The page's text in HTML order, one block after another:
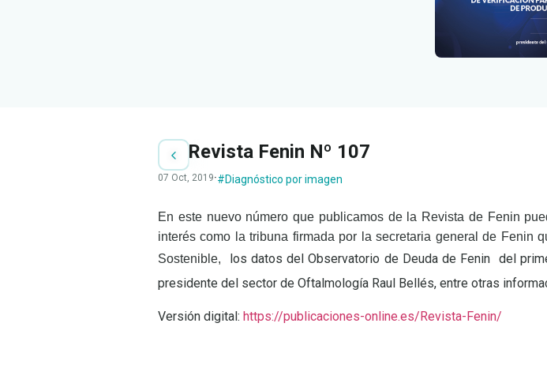
Revista Fenin Nº 107
07 Oct, 2019·#Diagnóstico por imagen
En este nuevo número que publicamos de la Revista de Fenin
interés como la tribuna firmada por la secretaria general de Fenin
Sostenible,
los datos del Observatorio de Deuda de Fenin del
presidente del sector de Oftalmología Raul Bellés, entre otras
Versión digital: https://publicaciones-online.es/Revista-Fenin/